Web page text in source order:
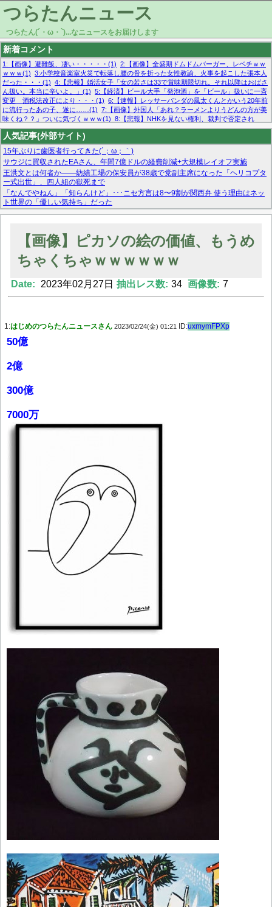
つらたんニュース
つらたん(´・ω・`)...なニュースをお届けします
新着コメント
1:【画像】避難飯、凄い・・・・・(1) 2:【画像】全盛期ドムドムバーガー、レベチｗｗ
ｗｗｗ(1) 3:小学校音楽室火災で転落し腰の骨を折った女性教諭、火事を起こした張本人
だった・・・(1) 4:【悲報】婚活女子「女の若さは33で賞味期限切れ。それ以降はおばさ
ん扱い。本当に辛いよ。」(1) 5:【経済】ビール大手「発泡酒」を「ビール」扱いに一斉
変更 酒税法改正により・・・(1) 6:【速報】レッサーパンダの風太くんとかいう20年前
に流行ったあの子、遂に……(1) 7:【画像】外国人「あれ？ラーメンよりうどんの方が美
味くね？？」ついに気づくｗｗｗ(1) 8:【悲報】NHKを見ない権利、裁判で否定され
る・・・(1) 9:欧州委員長「原発縮小は間違いでした」(1) 10:【悲報】日本企業の人手不
足、限界突破 52%「正社員も足りてません…」(1)
人気記事(外部サイト)
15年ぶりに歯医者行ってきた(´；ω；｀)
サウジに買収されたEAさん、年間7億ドルの経費削減+大規模レイオフ実施
王洪文とは何者か——紡績工場の保安員が38歳で党副主席になった「ヘリコプタ
ー式出世」、四人組の獄死まで
「なんでやねん」「知らんけど」･･･ニセ方言は8〜9割が関西弁 使う理由はネッ
ト世界の「優しい気持ち」だった
マーベル帝国、まさかの反省！？『サンダーボルツ』の高評価は本物か？ディズ
【モー娘。石田亜佑美】ファーストテイク出演も新規獲得ならず？北川莉央が1
【画像あり】FacebookとかTwitterで拾ったエロ画像貼ってくよ
Powered by livedoor 相互RSS
【画像】ピカソの絵の価値、もうめ
ちゃくちゃｗｗｗｗｗｗ
Date: 2023年02月27日 抽出レス数: 34 画像数: 7
1:はじめのつらたんニュースさん 2023/02/24(金) 01:21 ID:uxmymFPXp
50億
2億
300億
7000万